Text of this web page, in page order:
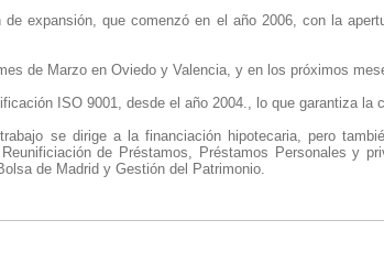
expansión, que comenzó en el año 2006, con la
de Marzo en Oviedo y Valencia, y en los próximos
ISO 9001, desde el año 2004., lo que garantiza la
se dirige a la financiación hipotecaria, pero
de Préstamos, Préstamos Personales y
de Madrid y Gestión del Patrimonio.